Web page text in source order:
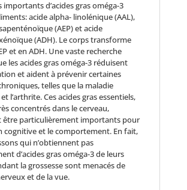
d’acides gras oméga-3
acide alpha- linolénique (AAL),
(AEP) et acide
(ADH). Le corps transforme
et en ADH. Une vaste recherche
les acides gras oméga-3 réduisent
et aident à prévenir certaines
telles que la maladie
l’arthrite. Ces acides gras essentiels,
concentrés dans le cerveau,
être particulièrement importants pour
cognitive et le comportement. En fait,
qui n’obtiennent pas
d’acides gras oméga-3 de leurs
la grossesse sont menacés de
et de la vue.